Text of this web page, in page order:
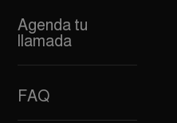
Agenda tu
llamada
FAQ